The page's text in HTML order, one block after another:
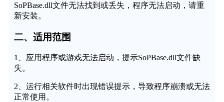
SoPBase.dll文件无法找到或丢失，程序无法启动，请重
新安装。
二、适用范围
1、应用程序或游戏无法启动，提示SoPBase.dll文件缺
失。
2、运行相关软件时出现错误提示，导致程序崩溃或无法
正常使用。